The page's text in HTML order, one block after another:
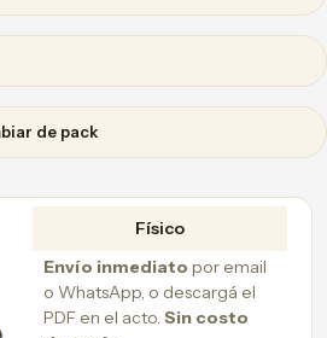
de pack
Físico
Envío inmediato por email
o WhatsApp, o descargá el
PDF en el acto. Sin costo